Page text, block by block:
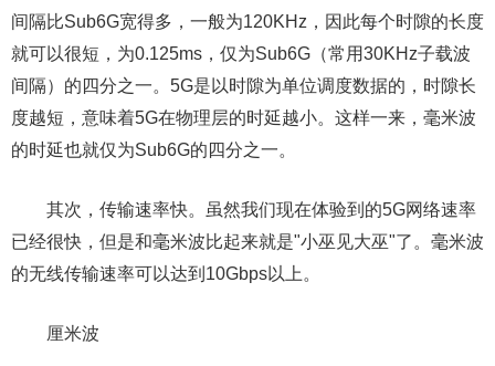
间隔比Sub6G宽得多，一般为120KHz，因此每个时隙的长度
就可以很短，为0.125ms，仅为Sub6G（常用30KHz子载波
间隔）的四分之一。5G是以时隙为单位调度数据的，时隙长
度越短，意味着5G在物理层的时延越小。这样一来，毫米波
的时延也就仅为Sub6G的四分之一。
其次，传输速率快。虽然我们现在体验到的5G网络速率
已经很快，但是和毫米波比起来就是"小巫见大巫"了。毫米波
的无线传输速率可以达到10Gbps以上。
厘米波